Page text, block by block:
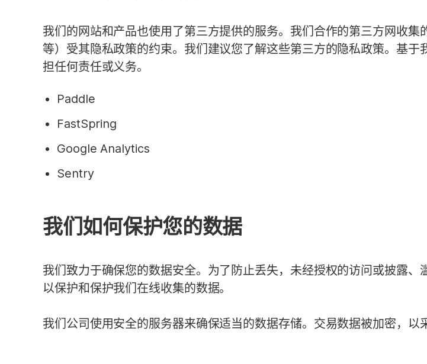
我们的网站和产品也使用了第三方提供的服务。我们合作的第三方网收
等）受其隐私政策的约束。我们建议您了解这些第三方的隐私政策。基
担任何责任或义务。
Paddle
FastSpring
Google Analytics
Sentry
我们如何保护您的数据
我们致力于确保您的数据安全。为了防止丢失，未经授权的访问或披露、
以保护和保护我们在线收集的数据。
我们公司使用安全的服务器来确保适当的数据存储。交易数据被加密，以